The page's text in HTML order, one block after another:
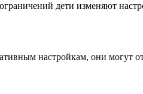
дети изменяют
настройкам, они могут